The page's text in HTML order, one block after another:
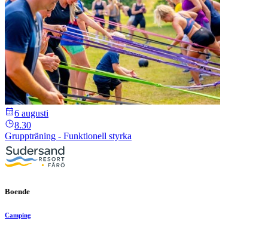
6 augusti
8.30
Gruppträning - Funktionell styrka
Boende
Camping